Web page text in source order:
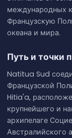
международных
Французскую
океана и мира.
Путь и точки
Natitua Sud
Французской
Hitia'a,
крупнейшего и
архипелаге
Австралийского